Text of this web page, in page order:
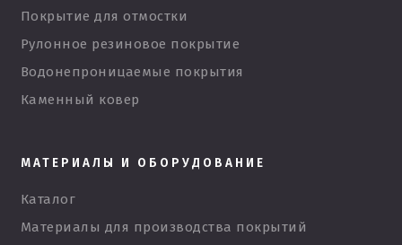
Покрытие для отмостки
Рулонное резиновое покрытие
Водонепроницаемые покрытия
Каменный ковер
МАТЕРИАЛЫ И ОБОРУДОВАНИЕ
Каталог
Материалы для производства покрытий